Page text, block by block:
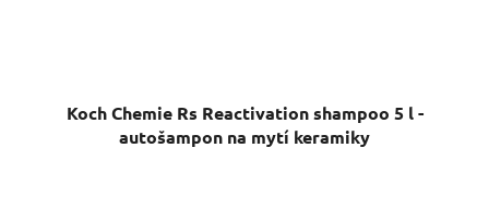
Koch Chemie Rs Reactivation shampoo 5 l -
autošampon na mytí keramiky